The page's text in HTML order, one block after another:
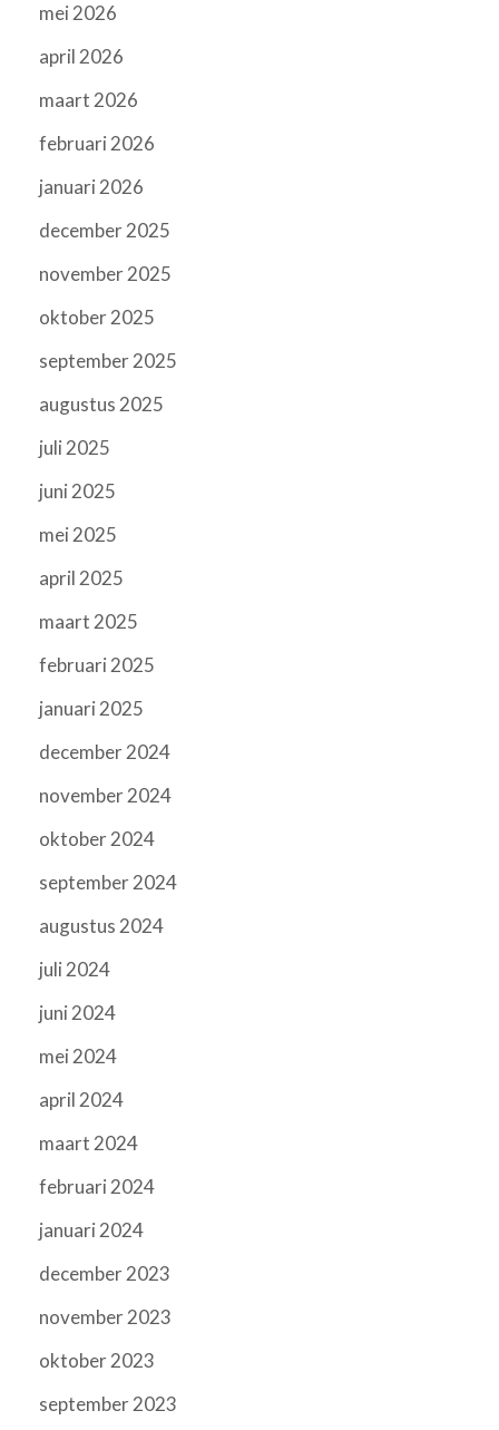
mei 2026
april 2026
maart 2026
februari 2026
januari 2026
december 2025
november 2025
oktober 2025
september 2025
augustus 2025
juli 2025
juni 2025
mei 2025
april 2025
maart 2025
februari 2025
januari 2025
december 2024
november 2024
oktober 2024
september 2024
augustus 2024
juli 2024
juni 2024
mei 2024
april 2024
maart 2024
februari 2024
januari 2024
december 2023
november 2023
oktober 2023
september 2023